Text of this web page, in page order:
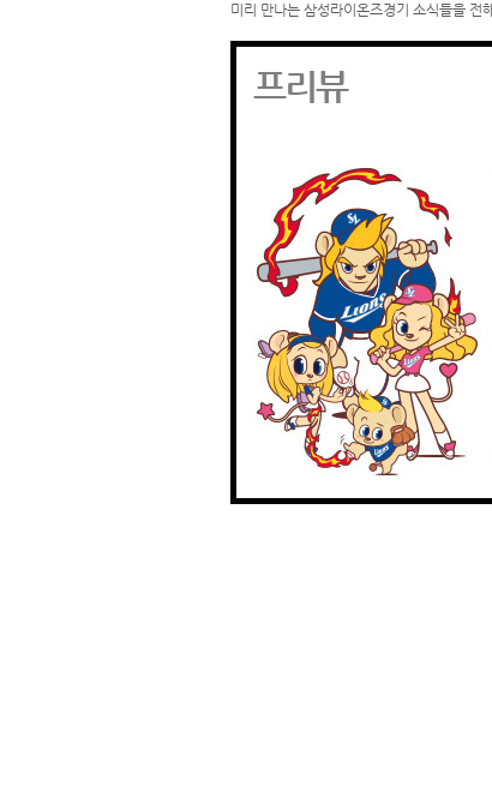
미리 만나는 삼성라이온즈경기 소식들을 전
프리뷰